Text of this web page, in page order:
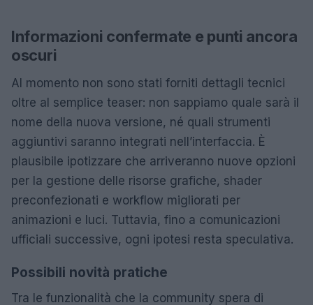
Informazioni confermate e punti ancora
oscuri
Al momento non sono stati forniti dettagli tecnici
oltre al semplice teaser: non sappiamo quale sarà il
nome della nuova versione, né quali strumenti
aggiuntivi saranno integrati nell’interfaccia. È
plausibile ipotizzare che arriveranno nuove opzioni
per la gestione delle risorse grafiche, shader
preconfezionati e workflow migliorati per
animazioni e luci. Tuttavia, fino a comunicazioni
ufficiali successive, ogni ipotesi resta speculativa.
Possibili novità pratiche
Tra le funzionalità che la community spera di